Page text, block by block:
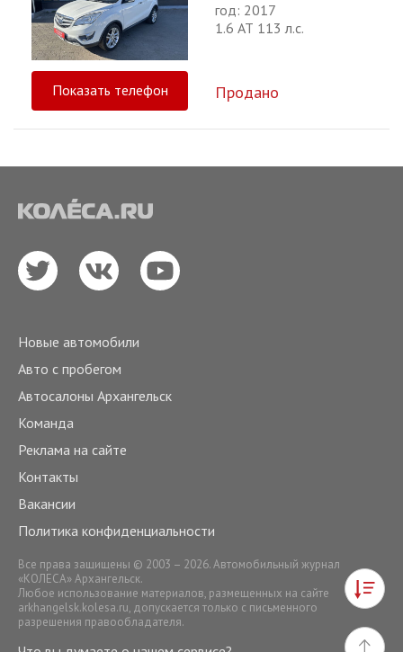
год: 2017
1.6 АТ 113 л.с.
Показать телефон Продано
Новые автомобили
Авто с пробегом
Автосалоны Архангельск
Команда
Реклама на сайте
Контакты
Вакансии
Политика конфиденциальности
Все права защищены © 2003 – 2026. Автомобильный журнал
«КОЛЕСА» Архангельск.
Любое использование материалов, размещенных на сайте
arkhangelsk.kolesa.ru, допускается только с письменного
разрешения правообладателя.